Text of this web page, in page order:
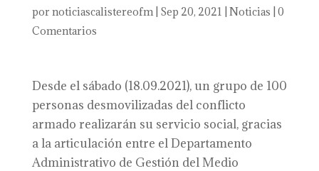
por noticiascalistereofm| Sep 20, 2021 Noticias 0
Comentarios
Desde el sábado (18.09.2021), un grupo de 100
personas desmovilizadas del conflicto
armado realizarán su servicio social, gracias
a la articulación entre el Departamento
Administrativo de Gestión del Medio